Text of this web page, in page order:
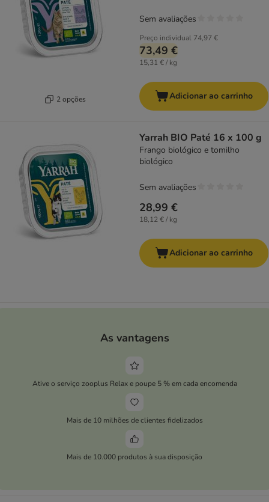
2 opções
Preço individual 74,97 €
73,49 €
15,31 € / kg
Sem avaliações
Adicionar ao carrinho
Yarrah BIO Paté 16 x 100 g
Frango biológico e tomilho
biológico
28,99 €
18,12 € / kg
Sem avaliações
Adicionar ao carrinho
As vantagens
Ative o serviço zooplus Relax e poupe 5 % em cada encomenda
Mais de 10 milhões de clientes fidelizados
Mais de 10.000 produtos à sua disposição